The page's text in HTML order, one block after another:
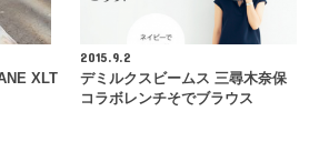
XLT
2015.9.2
デミルクスビームス 三尋木奈保
コラボレンチそでブラウス